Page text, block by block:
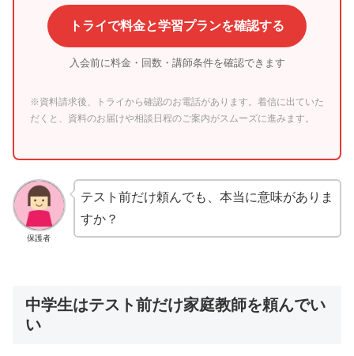
トライで料金と学習プランを確認する
入会前に料金・回数・講師条件を確認できます
※資料請求後、トライから確認のお電話があります。着信に出ていた
だくと、資料のお届けや相談日程のご案内がスムーズに進みます。
保護者
テスト前だけ頼んでも、本当に意味がありま
すか？
中学生はテスト前だけ家庭教師を頼んでい
い